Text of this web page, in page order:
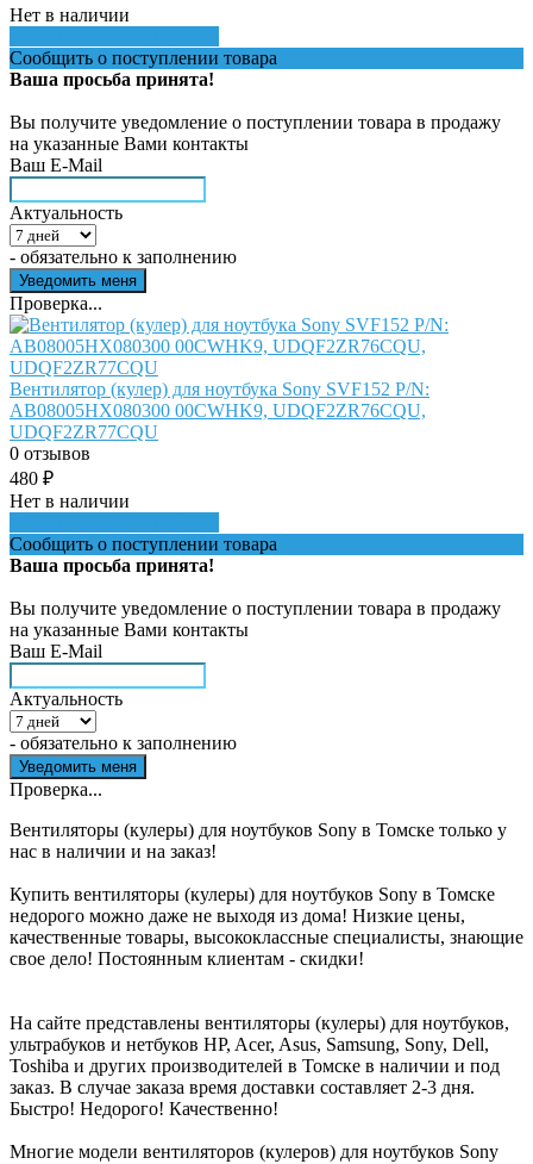
Нет в наличии
Сообщить о поступлении товара
Ваша просьба принята!
Вы получите уведомление о поступлении товара в продажу
на указанные Вами контакты
Ваш E-Mail
Актуальность
- обязательно к заполнению
Проверка...
Вентилятор (кулер) для ноутбука Sony SVF152 P/N:
AB08005HX080300 00CWHK9, UDQF2ZR76CQU,
UDQF2ZR77CQU
0 отзывов
480 ₽
Нет в наличии
Сообщить о поступлении товара
Ваша просьба принята!
Вы получите уведомление о поступлении товара в продажу
на указанные Вами контакты
Ваш E-Mail
Актуальность
- обязательно к заполнению
Проверка...
Вентиляторы (кулеры) для ноутбуков Sony в Томске только у
нас в наличии и на заказ!
Купить вентиляторы (кулеры) для ноутбуков Sony в Томске
недорого можно даже не выходя из дома! Низкие цены,
качественные товары, высококлассные специалисты, знающие
свое дело! Постоянным клиентам - скидки!
На сайте представлены вентиляторы (кулеры) для ноутбуков,
ультрабуков и нетбуков HP, Acer, Asus, Samsung, Sony, Dell,
Toshiba и других производителей в Томске в наличии и под
заказ. В случае заказа время доставки составляет 2-3 дня.
Быстро! Недорого! Качественно!
Многие модели вентиляторов (кулеров) для ноутбуков Sony